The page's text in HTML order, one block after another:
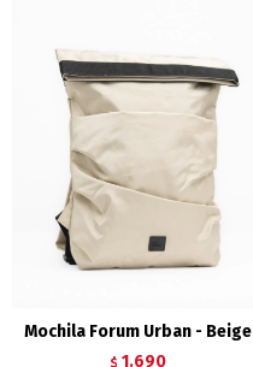
Mochila Forum Urban - Beige
$ 1.690